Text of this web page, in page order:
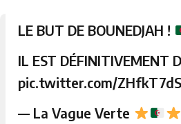
LE BUT DE BOUNEDJAH !
IL EST DÉFINITIVEMENT
pic.twitter.com/
— La Vague Verte